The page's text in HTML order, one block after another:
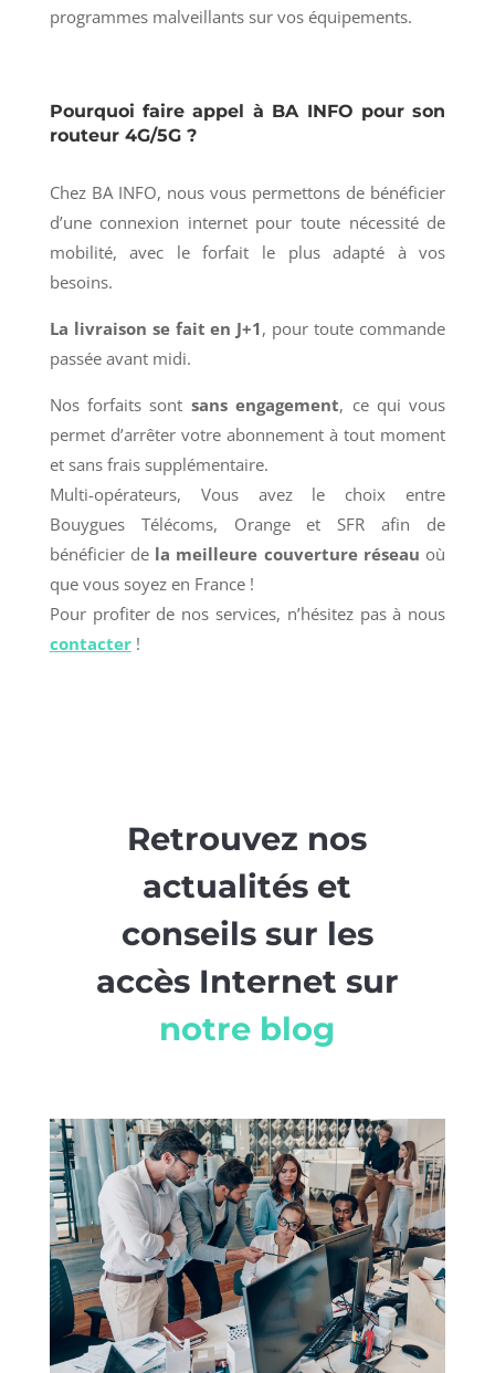
programmes malveillants sur vos équipements.
Pourquoi faire appel à BA INFO pour son
routeur 4G/5G ?
Chez BA INFO, nous vous permettons de bénéficier
d’une connexion internet pour toute nécessité de
mobilité, avec le forfait le plus adapté à vos
besoins.
La livraison se fait en J+1, pour toute commande
passée avant midi.
Nos forfaits sont sans engagement, ce qui vous
permet d’arrêter votre abonnement à tout moment
et sans frais supplémentaire.
Multi-opérateurs, Vous avez le choix entre
Bouygues Télécoms, Orange et SFR afin de
bénéficier de la meilleure couverture réseau où
que vous soyez en France !
Pour profiter de nos services, n’hésitez pas à nous
contacter !
Retrouvez nos
actualités et
conseils sur les
accès Internet sur
notre blog